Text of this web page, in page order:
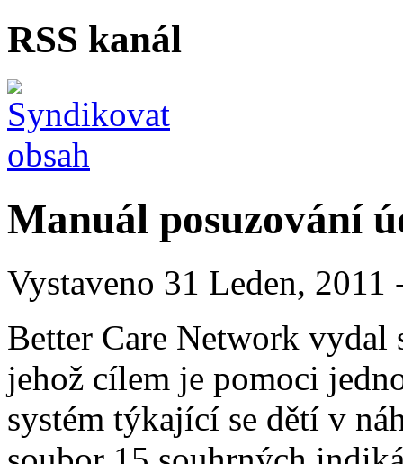
RSS kanál
Manuál posuzování
Vystaveno 31 Leden,
Better Care Network vydal
jehož cílem je pomoci
systém týkající se dětí v